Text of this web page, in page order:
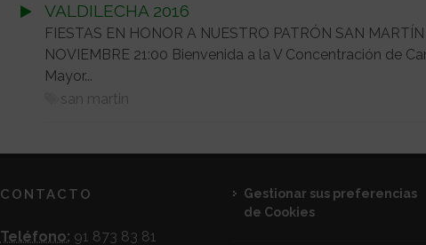
VALDILECHA 2016
FIESTAS EN HONOR A NUESTRO PATRÓN SAN
NOVIEMBRE 21:00 Bienvenida a la V Concentración de
Mayor...
san martin
CONTACTO
Teléfono: 91 873 83 81
Gestionar sus preferencias
de Cookies